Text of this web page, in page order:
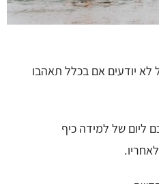
לא יודעים אם בכלל תאהבו
ליום של למידה כיף